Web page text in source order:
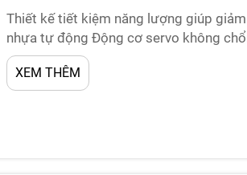
Thiết kế tiết kiệm năng lượng giúp
nhựa tự động Động cơ servo không
cho hộp nhựa tự động hiện đại tích hợp
XEM THÊM